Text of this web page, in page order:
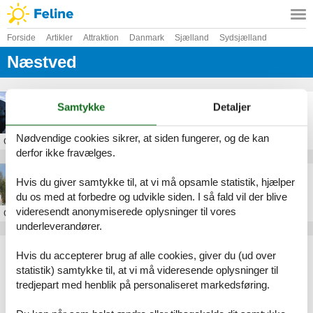
Forside Artikler Attraktion Danmark Sjælland Sydsjælland
Næstved
Gavnø Slot
OmNæstved
OmNæstved
Alle
Attraktion
Samtykke Detaljer
Nødvendige cookies sikrer, at siden fungerer, og de kan
derfor ikke fravælges.
Hvis du giver samtykke til, at vi må opsamle statistik, hjælper
du os med at forbedre og udvikle siden. I så fald vil der blive
videresendt anonymiserede oplysninger til vores
underleverandører.
Hvis du accepterer brug af alle cookies, giver du (ud over
statistik) samtykke til, at vi må videresende oplysninger til
tredjepart med henblik på personaliseret markedsføring.